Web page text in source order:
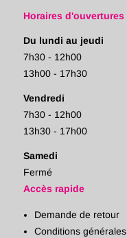
Horaires d'ouvertures
Du lundi au jeudi
7h30 - 12h00
13h00 - 17h30
Vendredi
7h30 - 12h00
13h30 - 17h00
Samedi
Fermé
Accès rapide
Demande de retour
Conditions générales